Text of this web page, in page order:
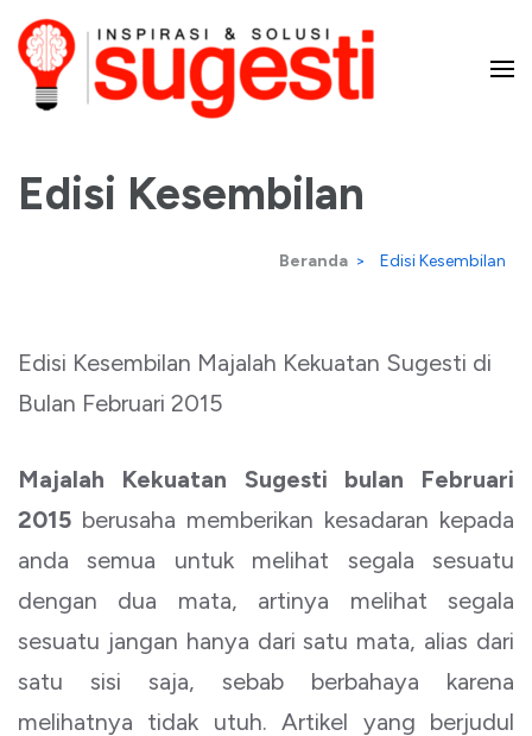
Lompat
ke
konten
Enter)
dan Solusi
Edisi Kesembilan
Beranda > Edisi Kesembilan
Edisi Kesembilan Majalah Kekuatan Sugesti di
Bulan Februari 2015
Majalah Kekuatan Sugesti bulan Februari
2015 berusaha memberikan kesadaran kepada
anda semua untuk melihat segala sesuatu
dengan dua mata, artinya melihat segala
sesuatu jangan hanya dari satu mata, alias dari
satu sisi saja, sebab berbahaya karena
melihatnya tidak utuh. Artikel yang berjudul